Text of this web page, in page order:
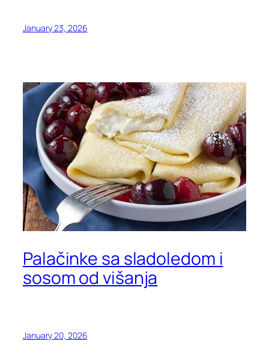
January 23, 2026
Palačinke sa sladoledom i
sosom od višanja
January 20, 2026